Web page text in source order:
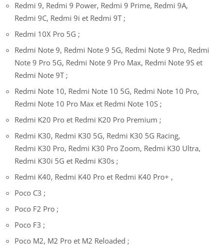
Redmi 9, Redmi 9 Power, Redmi 9 Prime, Redmi 9A,
Redmi 9C, Redmi 9i et Redmi 9T ;
Redmi 10X Pro 5G ;
Redmi Note 9, Redmi Note 9 5G, Redmi Note 9 Pro, Redmi
Note 9 Pro 5G, Redmi Note 9 Pro Max, Redmi Note 9S et
Redmi Note 9T ;
Redmi Note 10, Redmi Note 10 5G, Redmi Note 10 Pro,
Redmi Note 10 Pro Max et Redmi Note 10S ;
Redmi K20 Pro et Redmi K20 Pro Premium ;
Redmi K30, Redmi K30 5G, Redmi K30 5G Racing,
Redmi K30 Pro, Redmi K30 Pro Zoom, Redmi K30 Ultra,
Redmi K30i 5G et Redmi K30s ;
Redmi K40, Redmi K40 Pro et Redmi K40 Pro+ ,
Poco C3 ;
Poco F2 Pro ;
Poco F3 ;
Poco M2, M2 Pro et M2 Reloaded ;